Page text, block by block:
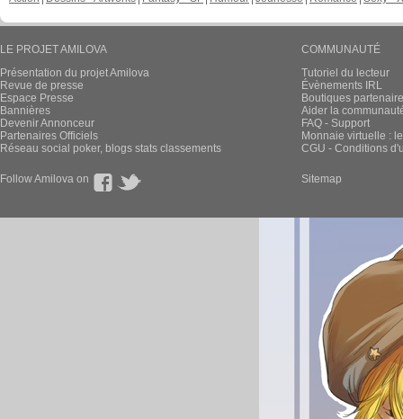
LE PROJET AMILOVA
Présentation du projet Amilova
Revue de presse
Espace Presse
Bannières
Devenir Annonceur
Partenaires Officiels
Réseau social poker, blogs stats classements
COMMUNAUTÉ
Tutoriel du lecteur
Évènements IRL
Boutiques
Aider la
FAQ - Support
Monnaie virtuelle :
CGU - Conditions
Follow Amilova on Sitemap